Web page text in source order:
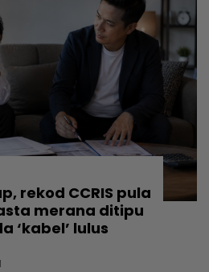
rekod CCRIS pula
merana ditipu
‘kabel’ lulus